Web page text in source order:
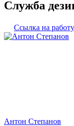
Служба
Ссылка на работу
Антон Степанов